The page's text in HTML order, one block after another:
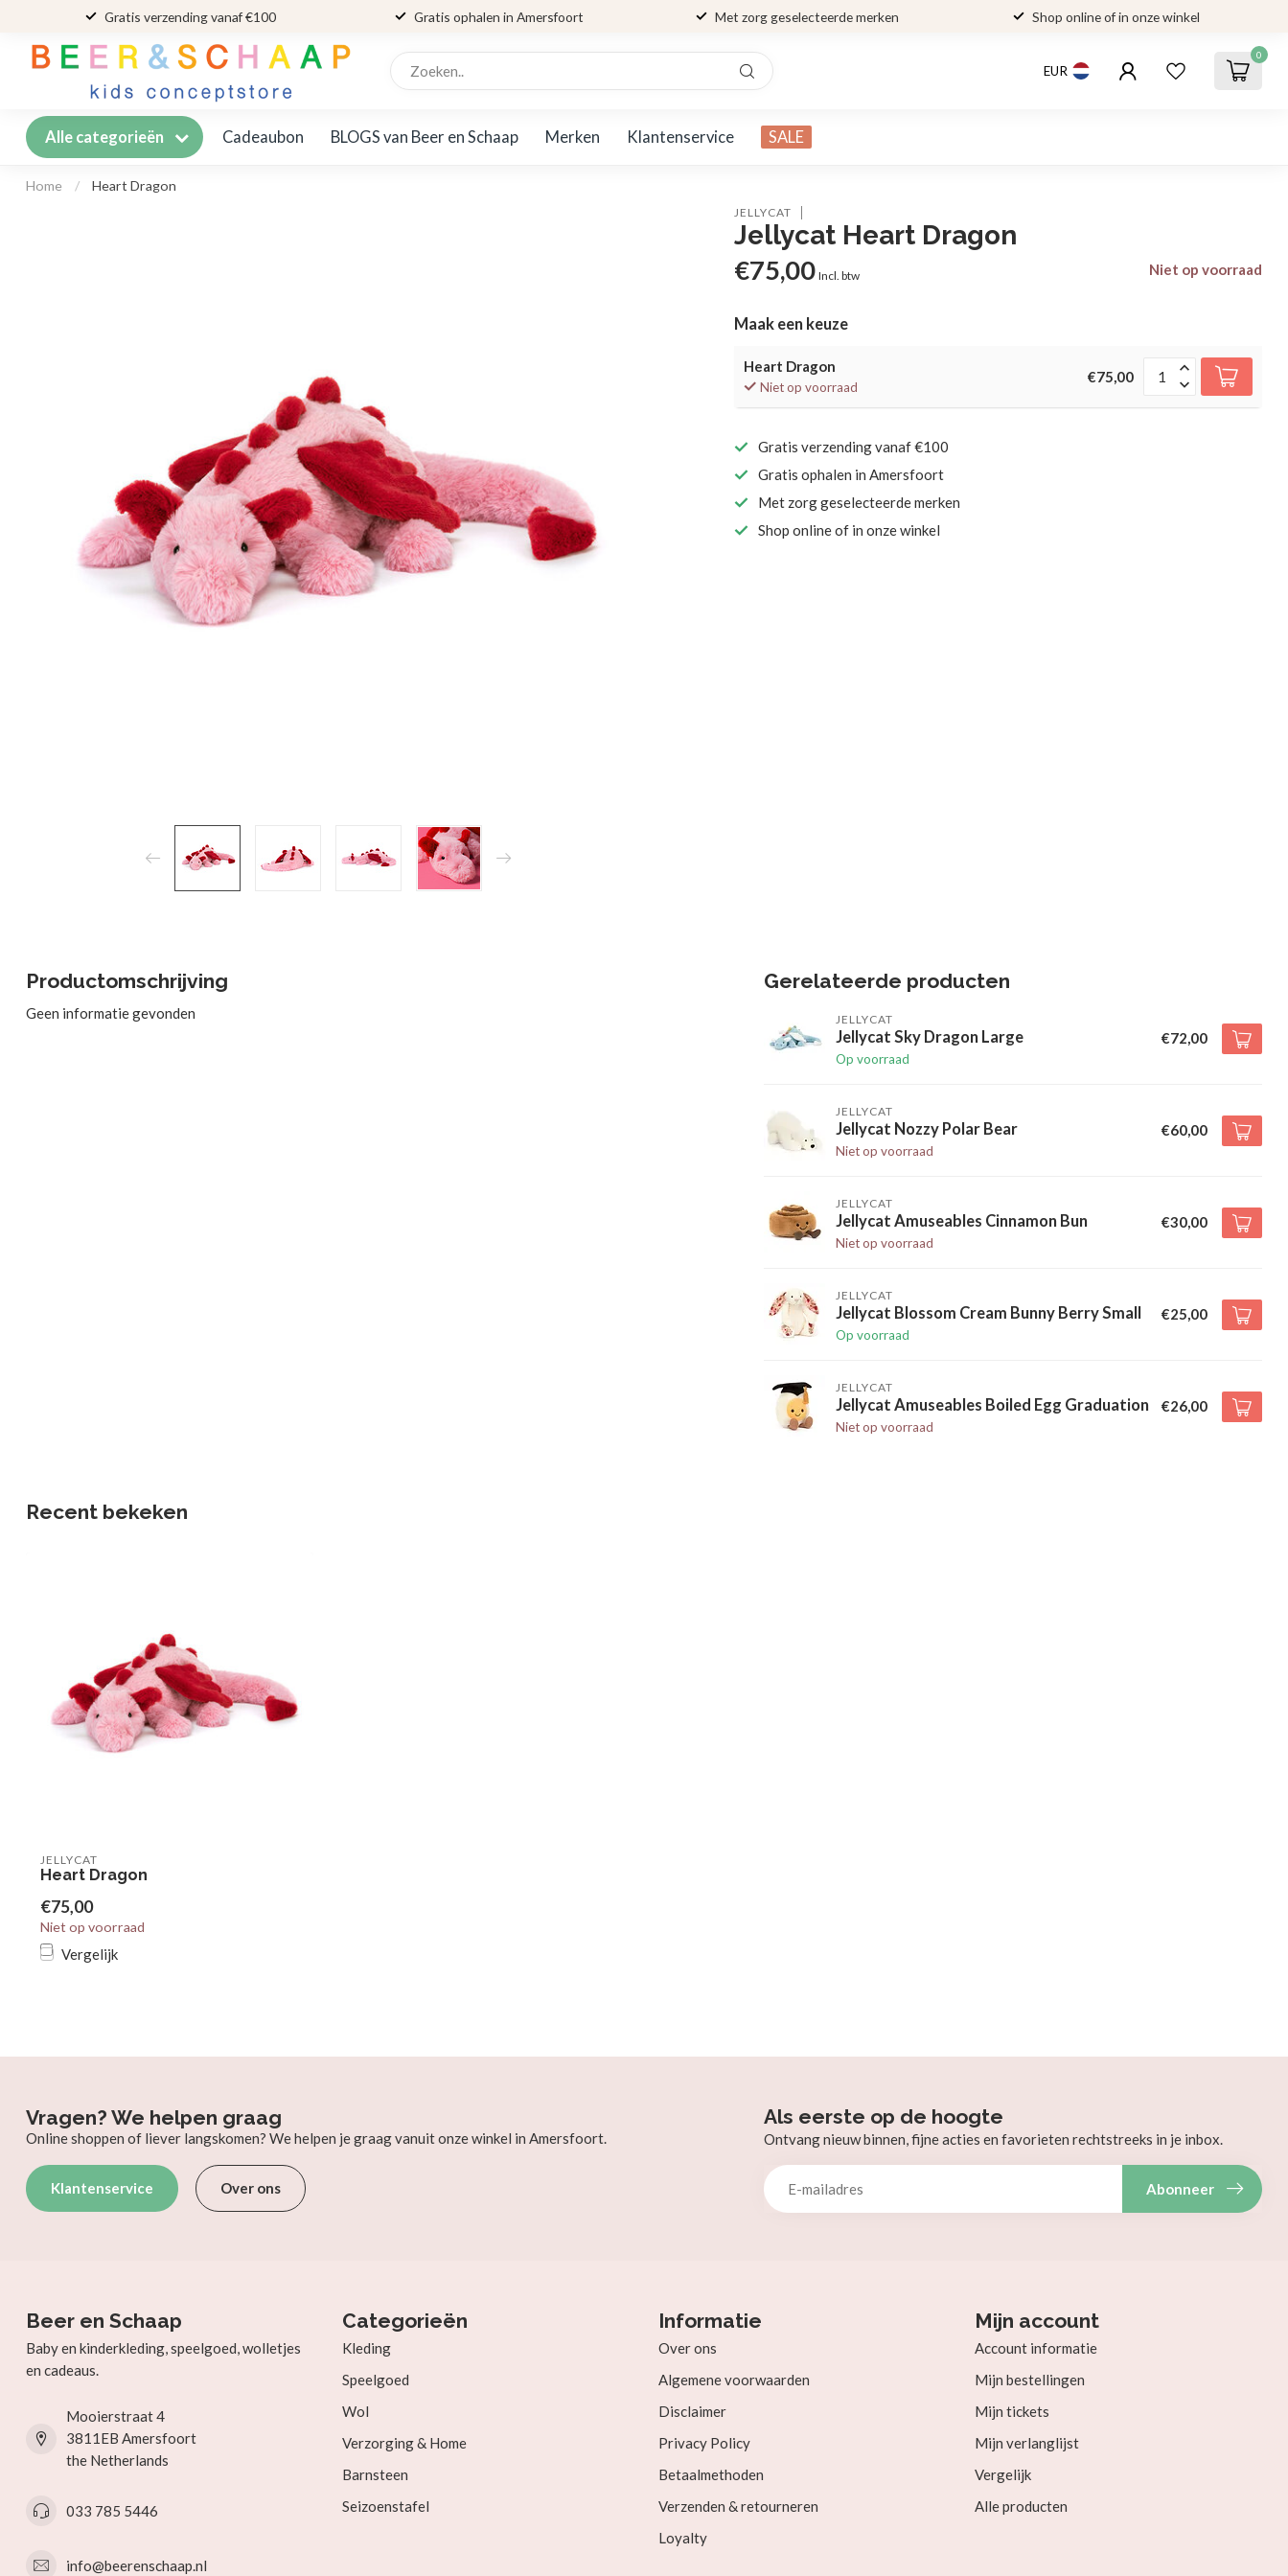
Gratis verzending vanaf €100 Gratis ophalen in Amersfoort Met zorg geselecteerde merken Shop online of in onze winkel
EUR
0
Alle categorieën Cadeaubon BLOGS van Beer en Schaap Merken Klantenservice SALE
Home / Heart Dragon
JELLYCAT
Jellycat Heart Dragon
€75,00 Incl. btw Niet op voorraad
Maak een keuze
Heart Dragon
Niet op voorraad
€75,00
Gratis verzending vanaf €100
Gratis ophalen in Amersfoort
Met zorg geselecteerde merken
Shop online of in onze winkel
Productomschrijving
Geen informatie gevonden
Gerelateerde producten
JELLYCAT
Jellycat Sky Dragon Large
Op voorraad
€72,00
JELLYCAT
Jellycat Nozzy Polar Bear
Niet op voorraad
€60,00
JELLYCAT
Jellycat Amuseables Cinnamon Bun
Niet op voorraad
€30,00
JELLYCAT
Jellycat Blossom Cream Bunny Berry Small
Op voorraad
€25,00
JELLYCAT
Jellycat Amuseables Boiled Egg Graduation
Niet op voorraad
€26,00
Recent bekeken
JELLYCAT
Heart Dragon
€75,00
Niet op voorraad
Vergelijk
Vragen? We helpen graag
Online shoppen of liever langskomen? We helpen je graag vanuit onze winkel in Amersfoort.
Klantenservice Over ons
Als eerste op de hoogte
Ontvang nieuw binnen, fijne acties en favorieten rechtstreeks in je inbox.
Abonneer
Beer en Schaap
Baby en kinderkleding, speelgoed, wolletjes
en cadeaus.
Mooierstraat 4
3811EB Amersfoort
the Netherlands
033 785 5446
info@beerenschaap.nl
Categorieën
Kleding
Speelgoed
Wol
Verzorging & Home
Barnsteen
Seizoenstafel
Informatie
Over ons
Algemene voorwaarden
Disclaimer
Privacy Policy
Betaalmethoden
Verzenden & retourneren
Loyalty
Mijn account
Account informatie
Mijn bestellingen
Mijn tickets
Mijn verlanglijst
Vergelijk
Alle producten